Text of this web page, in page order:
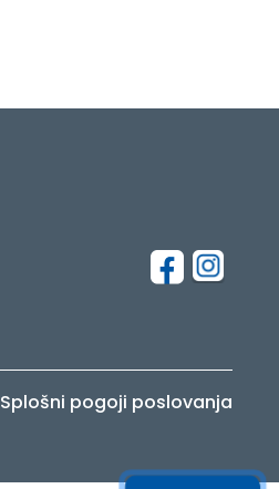
Splošni pogoji poslovanja